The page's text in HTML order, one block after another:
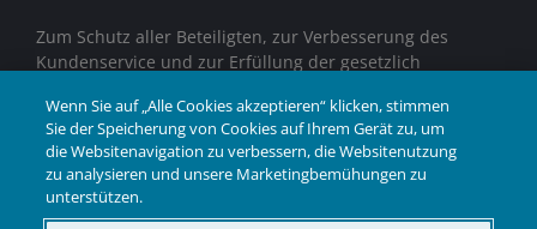
Zum Schutz aller Beteiligten, zur Verbesserung des
Kundenservice und zur Erfüllung der gesetzlich
Telefongespräche aufgezeichnet werden.
Janus Henderson® und alle anderen hierin
verwendeten Marken sind Marken der Janus Henderson
Group Ltd. oder einer ihrer Tochtergesellschaften. ©
Wenn Sie auf „Alle Cookies akzeptieren“ klicken, stimmen
Sie der Speicherung von Cookies auf Ihrem Gerät zu, um
die Websitenavigation zu verbessern, die Websitenutzung
zu analysieren und unsere Marketingbemühungen zu
unterstützen.